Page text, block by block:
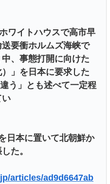
ワイトハウスで高市早
要衝ホルムズ海峡で
、事態打開に向けた
）」を日本に要求した
う」とも述べて一定程
い
日本に置いて北朝鮮か
た。
articles/ad9d6647ab